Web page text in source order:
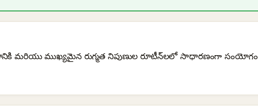
మరియు ముఖ్యమైన రుగ్మత నిపుణుల రూటీన్‌లలో సాధారణంగా సంయోగం